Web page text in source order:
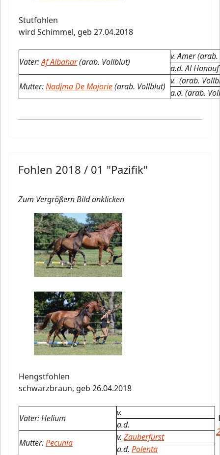
Stutfohlen
wird Schimmel, geb 27.04.2018
Vater:Af Albahar(arab. Vollblut)
v. Amer
a.d. Al
Mutter:Nadjma De Majorie(arab. Vollblut)
v. (arab.
a.d. (arab.
Fohlen 2018 / 01 "Pazifik"
Zum Vergrößern Bild anklicken
Hengstfohlen
schwarzbraun, geb 26.04.2018
Vater: Helium
v.
a.d.
Mutter:Pecunia
v. Zauberfürst
a.d. Polenta